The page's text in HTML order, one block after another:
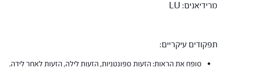
מרידיאנים: LU
תפקודים עיקריים:
סופח את הראות: הזעות ספונטניות, הזעות לילה, הזעות לאחר לידה.